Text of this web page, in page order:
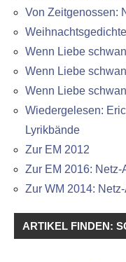
Von Zeitgenossen:
Weihnachtsgedichte
Wenn Liebe
Wenn Liebe
Wenn Liebe
Wiedergelesen:
Lyrikbände
Zur EM 2012
Zur EM 2016: Netz-
Zur WM 2014:
ARTIKEL FINDEN: